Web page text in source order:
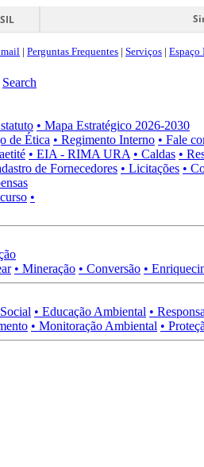
| Perguntas Frequentes | Serviços | Espaço
Search
• Mapa Estratégico 2026-2030
de Ética • Regimento Interno • Fale
• EIA - RIMA URA • Caldas •
de Fornecedores • Licitações •
•
• Mineração • Conversão •
• Educação Ambiental •
• Monitoração Ambiental •